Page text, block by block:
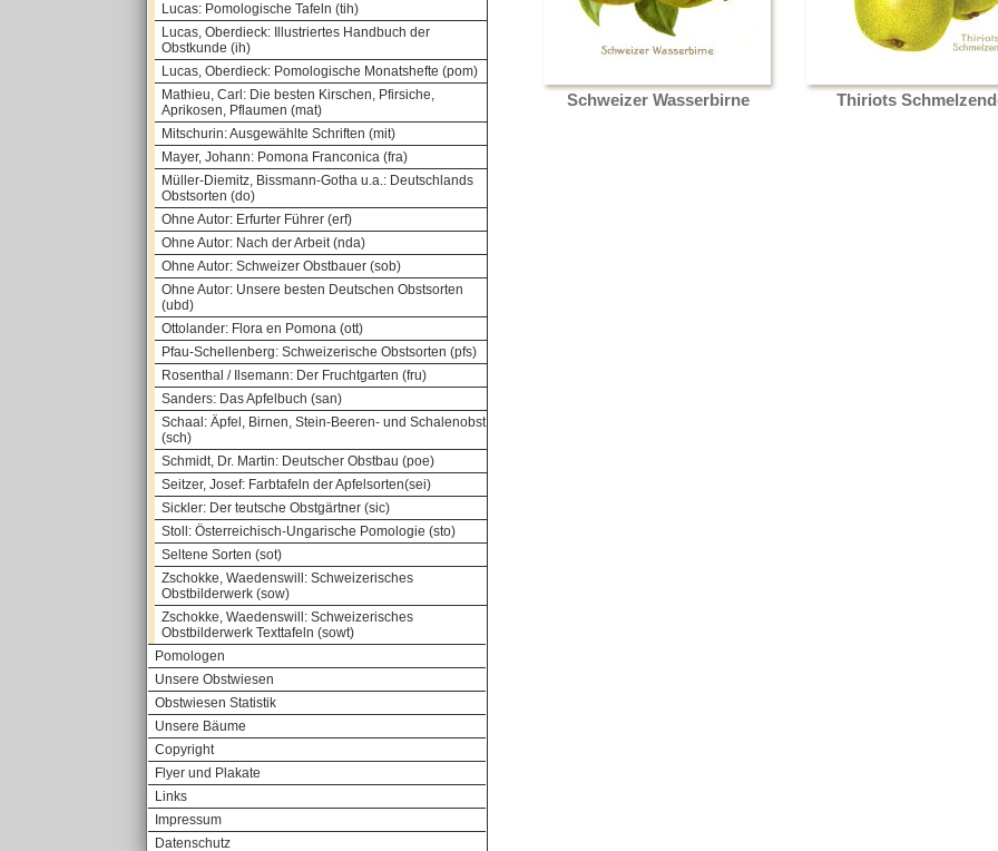
Lucas: Pomologische Tafeln (tih)
Lucas, Oberdieck: Illustriertes Handbuch der
Obstkunde (ih)
Lucas, Oberdieck: Pomologische Monatshefte (pom)
Mathieu, Carl: Die besten Kirschen, Pfirsiche,
Aprikosen, Pflaumen (mat)
Mitschurin: Ausgewählte Schriften (mit)
Mayer, Johann: Pomona Franconica (fra)
Müller-Diemitz, Bissmann-Gotha u.a.: Deutschlands
Obstsorten (do)
Ohne Autor: Erfurter Führer (erf)
Ohne Autor: Nach der Arbeit (nda)
Ohne Autor: Schweizer Obstbauer (sob)
Ohne Autor: Unsere besten Deutschen Obstsorten
(ubd)
Ottolander: Flora en Pomona (ott)
Pfau-Schellenberg: Schweizerische Obstsorten (pfs)
Rosenthal / Ilsemann: Der Fruchtgarten (fru)
Sanders: Das Apfelbuch (san)
Schaal: Äpfel, Birnen, Stein-Beeren- und Schalenobst
(sch)
Schmidt, Dr. Martin: Deutscher Obstbau (poe)
Seitzer, Josef: Farbtafeln der Apfelsorten(sei)
Sickler: Der teutsche Obstgärtner (sic)
Stoll: Österreichisch-Ungarische Pomologie (sto)
Seltene Sorten (sot)
Zschokke, Waedenswill: Schweizerisches
Obstbilderwerk (sow)
Zschokke, Waedenswill: Schweizerisches
Obstbilderwerk Texttafeln (sowt)
Pomologen
Unsere Obstwiesen
Obstwiesen Statistik
Unsere Bäume
Copyright
Flyer und Plakate
Links
Impressum
Datenschutz
Schweizer Wasserbirne Thiriots